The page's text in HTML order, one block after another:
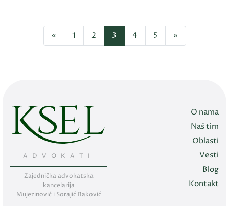
« 1 2 3 4 5 »
ADVOKATI
Zajednička advokatska
kancelarija
Mujezinović i Sorajić Baković
O nama
Naš tim
Oblasti
Vesti
Blog
Kontakt